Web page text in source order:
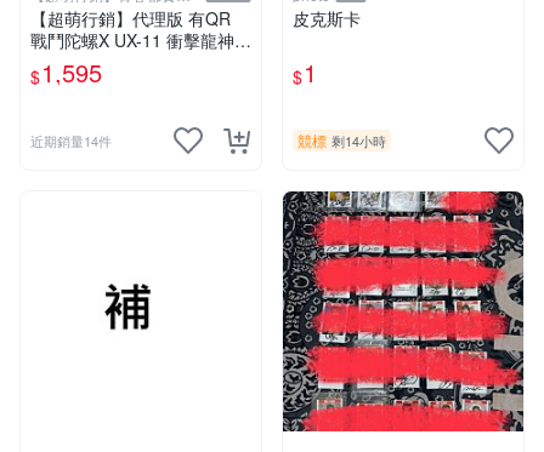
給玩具了
【超萌行銷】代理版 有QR
戰鬥陀螺X UX-11 衝擊龍神 9
-60LR 豪華組 附發射器
$1,595
近期銷量14件
皮克斯卡
$1
競標 剩14小時